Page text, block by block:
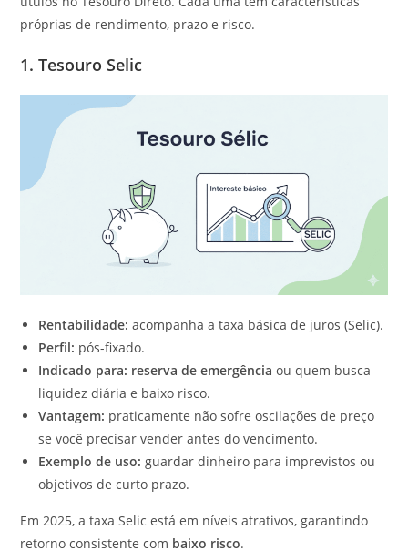
próprias de rendimento, prazo e risco.
1. Tesouro Selic
Rentabilidade: acompanha a taxa básica de juros (Selic).
Perfil: pós-fixado.
Indicado para: reserva de emergência ou quem busca
liquidez diária e baixo risco.
Vantagem: praticamente não sofre oscilações de preço
se você precisar vender antes do vencimento.
Exemplo de uso: guardar dinheiro para imprevistos ou
objetivos de curto prazo.
Em 2025, a taxa Selic está em níveis atrativos, garantindo
retorno consistente com baixo risco.